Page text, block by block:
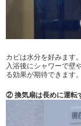
カビは水分を好みます。
入浴後にシャワーで壁
る効果が期待できます。
② 換気扇は長めに運転